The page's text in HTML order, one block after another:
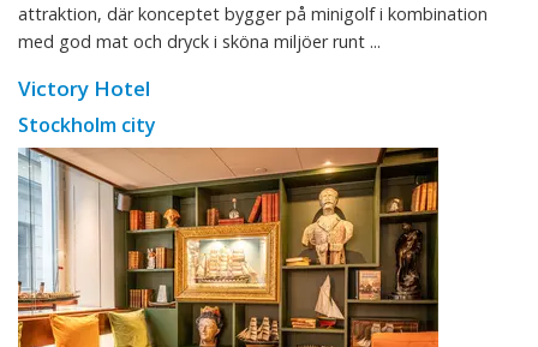
attraktion, där konceptet bygger på minigolf i kombination
med god mat och dryck i sköna miljöer runt ...
Victory Hotel
Stockholm city